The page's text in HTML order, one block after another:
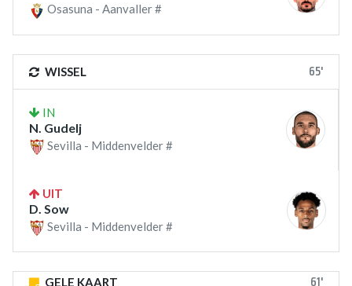
Osasuna - Aanvaller #
WISSEL 65'
IN
N. Gudelj
Sevilla - Middenvelder #
UIT
D. Sow
Sevilla - Middenvelder #
GELE KAART 61'